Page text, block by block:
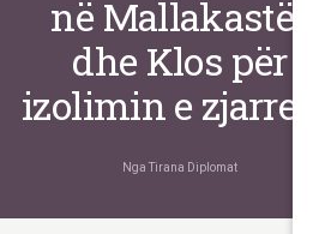
në Mallakastër
dhe Klos për
izolimin e zjarreve
Nga Tirana Diplomat